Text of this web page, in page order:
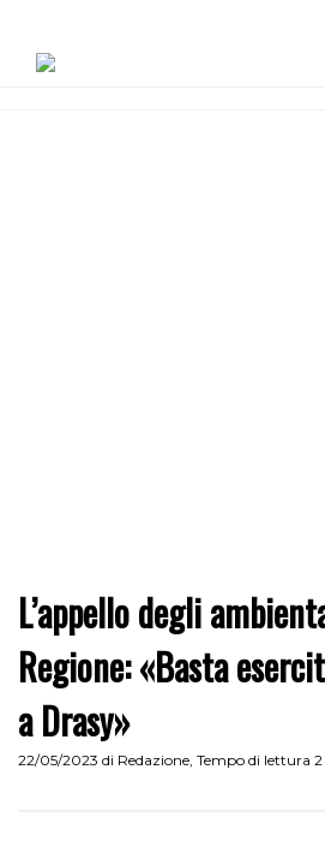
L’appello degli
Regione: «Basta
a Drasy»
22/05/2023 di Redazione, Tempo di lettura